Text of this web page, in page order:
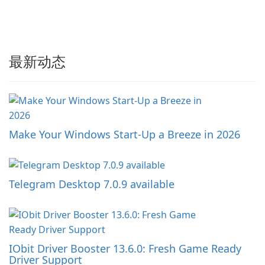
最新动态
Make Your Windows Start-Up a Breeze in 2026
Telegram Desktop 7.0.9 available
IObit Driver Booster 13.6.0: Fresh Game Ready
Driver Support